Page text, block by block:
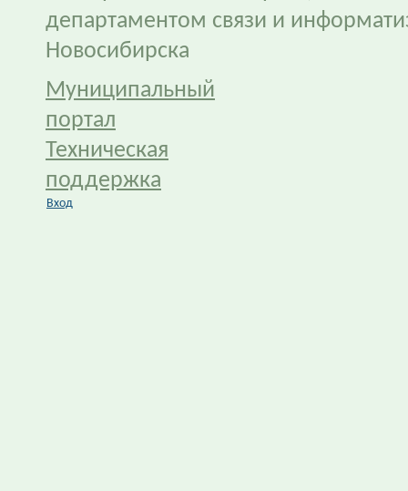
департаментом связи и
Новосибирска
Муниципальный
портал
Техническая
поддержка
Вход